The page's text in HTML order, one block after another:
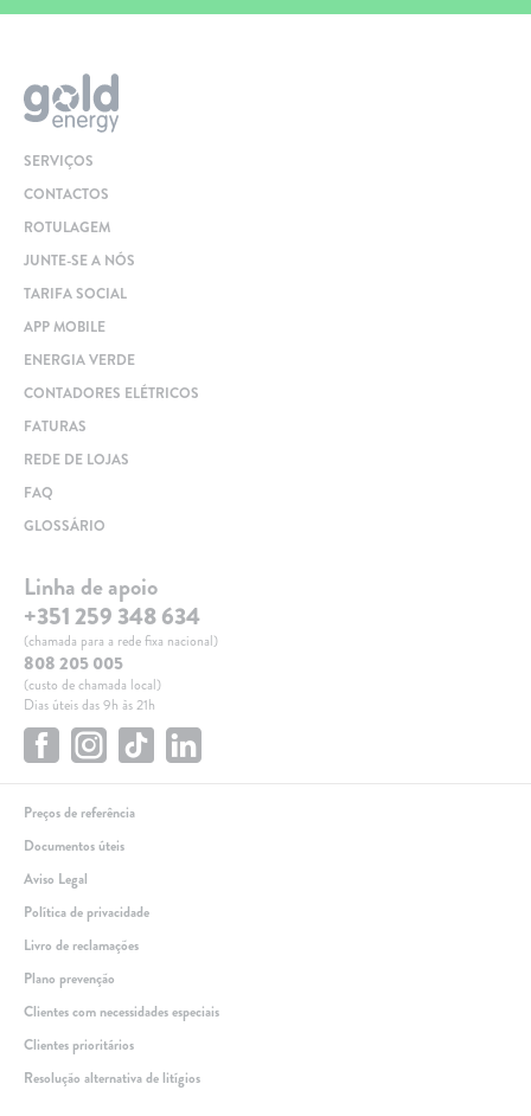
SERVIÇOS
CONTACTOS
ROTULAGEM
JUNTE-SE A NÓS
TARIFA SOCIAL
APP MOBILE
ENERGIA VERDE
CONTADORES ELÉTRICOS
FATURAS
REDE DE LOJAS
FAQ
GLOSSÁRIO
Linha de apoio
+351 259 348 634
(chamada para a rede fixa nacional)
808 205 005
(custo de chamada local)
Dias úteis das 9h às 21h
Preços de referência
Documentos úteis
Aviso Legal
Política de privacidade
Livro de reclamações
Plano prevenção
Clientes com necessidades especiais
Clientes prioritários
Resolução alternativa de litígios